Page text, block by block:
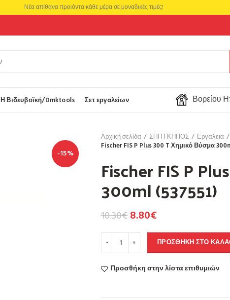
Η Βιδευβοϊκή/Dmktools Σετ εργαλείων Βορείου
-15%
Αρχική σελίδα ΣΠΙΤΙ ΚΗΠΟΣ Εργαλεια
Fischer FIS P Plus 300 T Χημικό Βύσμα
Fischer FIS P
300ml (537551)
10.30€8.80€
ΠΡΟΣΘΉΚΗ ΣΤΟ
Προσθήκη στην λίστα επιθυμιών
Νέα απίθανα προιόντα κάθε μέρα σε μοναδικές τιμές!